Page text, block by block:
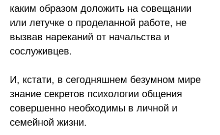
каким образом доложить на совещании
или летучке о проделанной работе, не
вызвав нареканий от начальства и
сослуживцев.
И, кстати, в сегодняшнем безумном мире
знание секретов психологии общения
совершенно необходимы в личной и
семейной жизни.